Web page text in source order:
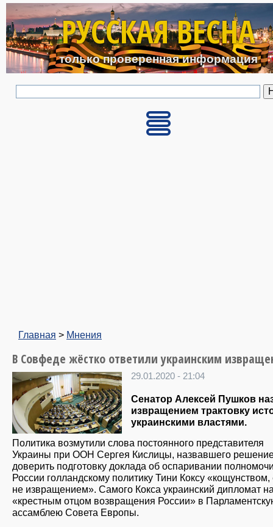
Перейти к основному
РУССКАЯ ВЕСНА
только проверенная информация
Главная > Мнения
В Совфеде жёстко ответили украинским
29.01.2020 - 21:04
Сенатор Алексей Пушков
извращением трактовку
украинскими властями.
Политика возмутили слова постоянного представителя
Украины при ООН Сергея Кислицы, назвавшего
доверить подготовку доклада об оспаривании
России голландскому политику Тини Коксу «кощунством,
не извращением». Самого Кокса украинский дипломат
«крестным отцом возвращения России» в
ассамблею Совета Европы.